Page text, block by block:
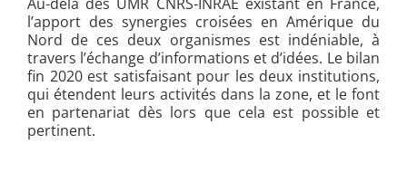
l’apport des synergies croisées en Amérique du
Nord de ces deux organismes est indéniable, à
travers l’échange d’informations et d’idées. Le bilan
fin 2020 est satisfaisant pour les deux institutions,
qui étendent leurs activités dans la zone, et le font
en partenariat dès lors que cela est possible et
pertinent.